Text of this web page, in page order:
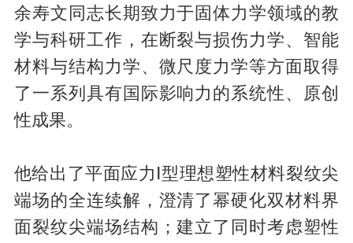
余寿文同志长期致力于固体力学领域的教
学与科研工作，在断裂与损伤力学、智能
材料与结构力学、微尺度力学等方面取得
了一系列具有国际影响力的系统性、原创
性成果。
他给出了平面应力Ⅰ型理想塑性材料裂纹尖
端场的全连续解，澄清了幂硬化双材料界
面裂纹尖端场结构；建立了同时考虑塑性